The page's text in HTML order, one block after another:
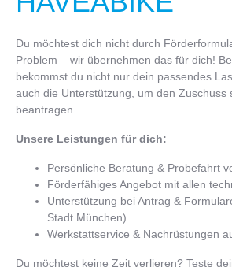
Du möchtest dich nicht durch
Problem – wir übernehmen das für dich!
bekommst du nicht nur dein passendes
auch die Unterstützung, um den Zuschuss
beantragen.
Unsere Leistungen für dich:
Persönliche Beratung & Probefahrt
Förderfähiges Angebot mit allen
Unterstützung bei Antrag &
Stadt München)
Werkstattservice & Nachrüstungen
Du möchtest keine Zeit verlieren? Teste